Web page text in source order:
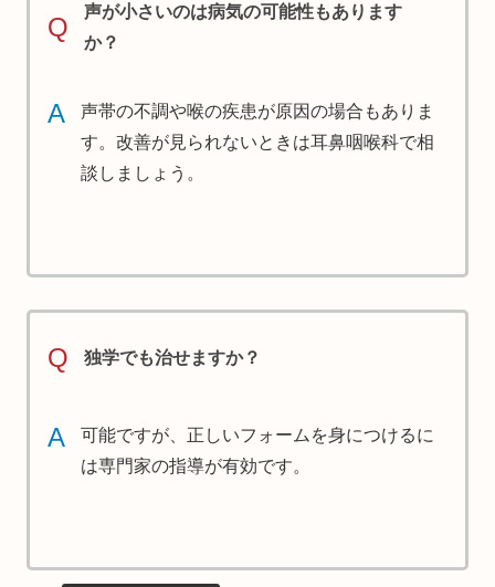
Q
声が小さいのは病気の可能性もあります
か？
A
声帯の不調や喉の疾患が原因の場合もありま
す。改善が見られないときは耳鼻咽喉科で相
談しましょう。
Q 独学でも治せますか？
A
可能ですが、正しいフォームを身につけるに
は専門家の指導が有効です。